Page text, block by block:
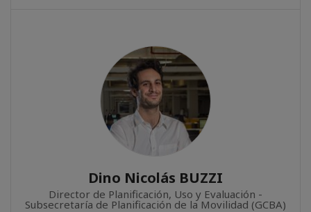
Dino Nicolás BUZZI
Director de Planificación, Uso y Evaluación -
Subsecretaría de Planificación de la Movilidad (GCBA)